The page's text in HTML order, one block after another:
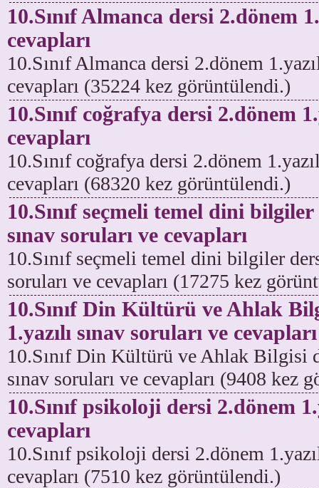
10.Sınıf Almanca dersi 2.dönem
cevapları
10.Sınıf Almanca dersi 2.dönem
cevapları (35224 kez görüntülendi.)
10.Sınıf coğrafya dersi 2.dönem
cevapları
10.Sınıf coğrafya dersi 2.dönem
cevapları (68320 kez görüntülendi.)
10.Sınıf seçmeli temel dini bilgiler
sınav soruları ve cevapları
10.Sınıf seçmeli temel dini bilgiler
soruları ve cevapları (17275 kez
10.Sınıf Din Kültürü ve Ahlak
1.yazılı sınav soruları ve cevapları
10.Sınıf Din Kültürü ve Ahlak Bilgisi
sınav soruları ve cevapları (9408 kez
10.Sınıf psikoloji dersi 2.dönem
cevapları
10.Sınıf psikoloji dersi 2.dönem
cevapları (7510 kez görüntülendi.)